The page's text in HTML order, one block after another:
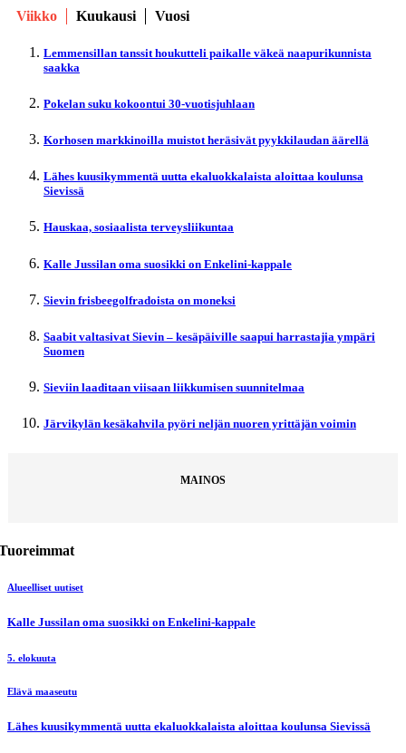
Viikko Kuukausi Vuosi
Lemmensillan tanssit houkutteli paikalle väkeä naapurikunnista
saakka
Pokelan suku kokoontui 30-vuotisjuhlaan
Korhosen markkinoilla muistot heräsivät pyykkilaudan äärellä
Lähes kuusikymmentä uutta ekaluokkalaista aloittaa koulunsa
Sievissä
Hauskaa, sosiaalista terveysliikuntaa
Kalle Jussilan oma suosikki on Enkelini-kappale
Sievin frisbeegolfradoista on moneksi
Saabit valtasivat Sievin – kesäpäiville saapui harrastajia ympäri
Suomen
Sieviin laaditaan viisaan liikkumisen suunnitelmaa
Järvikylän kesäkahvila pyöri neljän nuoren yrittäjän voimin
MAINOS
Alueelliset uutiset
Kalle Jussilan oma suosikki on Enkelini-kappale
5. elokuuta
Elävä maaseutu
Lähes kuusikymmentä uutta ekaluokkalaista aloittaa koulunsa Sievissä